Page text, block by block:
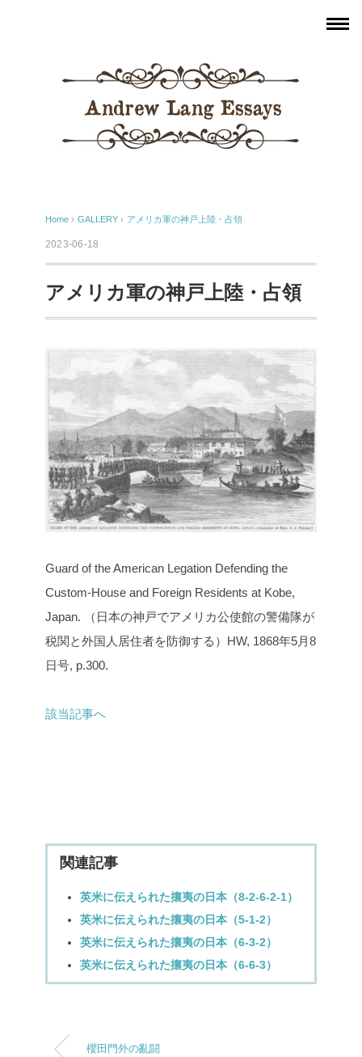
Home › GALLERY › アメリカ軍の神戸上陸・占領
2023-06-18
アメリカ軍の神戸上陸・占領
Guard of the American Legation Defending the
Custom-House and Foreign Residents at Kobe,
Japan. （日本の神戸でアメリカ公使館の警備隊が
税関と外国人居住者を防御する）HW, 1868年5月8
日号, p.300.
該当記事へ
関連記事
英米に伝えられた攘夷の日本（8-2-6-2-1）
英米に伝えられた攘夷の日本（5-1-2）
英米に伝えられた攘夷の日本（6-3-2）
英米に伝えられた攘夷の日本（6-6-3）
櫻田門外の亂闘